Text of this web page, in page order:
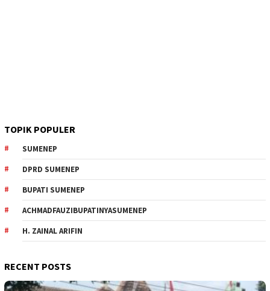
TOPIK POPULER
SUMENEP
DPRD SUMENEP
BUPATI SUMENEP
ACHMADFAUZIBUPATINYASUMENEP
H. ZAINAL ARIFIN
RECENT POSTS